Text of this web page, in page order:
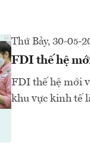
Thứ Bảy, 30-05-
FDI thế hệ
FDI thế hệ mới
khu vực kinh tế